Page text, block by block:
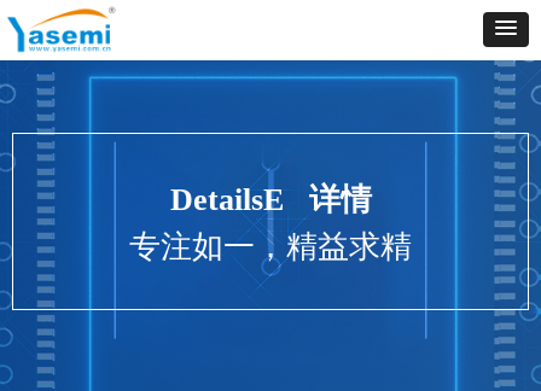
DetailsE 详情
专注如一，精益求精